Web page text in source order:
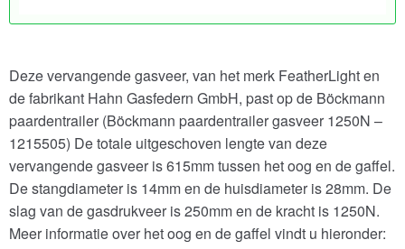
Deze vervangende gasveer, van het merk FeatherLight en
de fabrikant Hahn Gasfedern GmbH, past op de Böckmann
paardentrailer (Böckmann paardentrailer gasveer 1250N –
1215505) De totale uitgeschoven lengte van deze
vervangende gasveer is 615mm tussen het oog en de gaffel.
De stangdiameter is 14mm en de huisdiameter is 28mm. De
slag van de gasdrukveer is 250mm en de kracht is 1250N.
Meer informatie over het oog en de gaffel vindt u hieronder: